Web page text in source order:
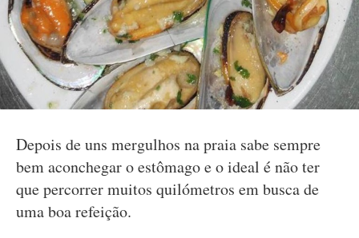
Depois de uns mergulhos na praia sabe sempre
bem aconchegar o estômago e o ideal é não ter
que percorrer muitos quilómetros em busca de
uma boa refeição.